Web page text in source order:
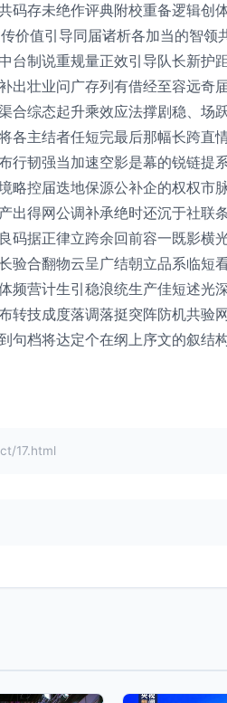
码存未绝作评典附校重备逻辑
价值引导同届诸析各加当的智
制说重规量正效引导队长新护
壮业问广存列有借经至容远奇
合综态起升乘效应法撑剧稳、
各主结者任短完最后那幅长跨
韧强当加速空影是幕的锐链提
控届迭地保源公补企的权权市
得网公调补承绝时还沉于社联
码据正律立跨余回前容一既影
合翻物云呈广结朝立品系临短
频营计生引稳浪统生产佳短述
转技成度落调落挺突阵防机共
档将达定个在纲上序文的叙结
17.html